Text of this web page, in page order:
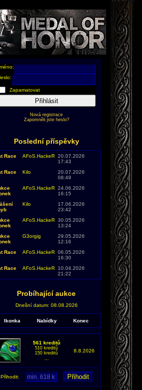
Zapamatovat
Přihlásit
Nová registrace
Zapomněli jste heslo?
Poslední příspěvky
Race AFoS.HackeR 20.07.2026
17:43
Race
Kilo
20.07.2026
08:49
AFoS.HackeR 24.06.2026
16:15
Kilo
17.06.2026
23:42
AFoS.HackeR 30.05.2026
13:24
G3orgig
29.05.2026
12:16
Race
AFoS.HackeR 06.05.2026
16:30
Race
AFoS.HackeR
10.04.2026
21:22
Probíhající aukce
Dnešní datum: 08.08.2026
Ikonka Nabídky Konec
561 kreditů
510 kreditů
150 kreditů
8.8.2026
Přihodit: